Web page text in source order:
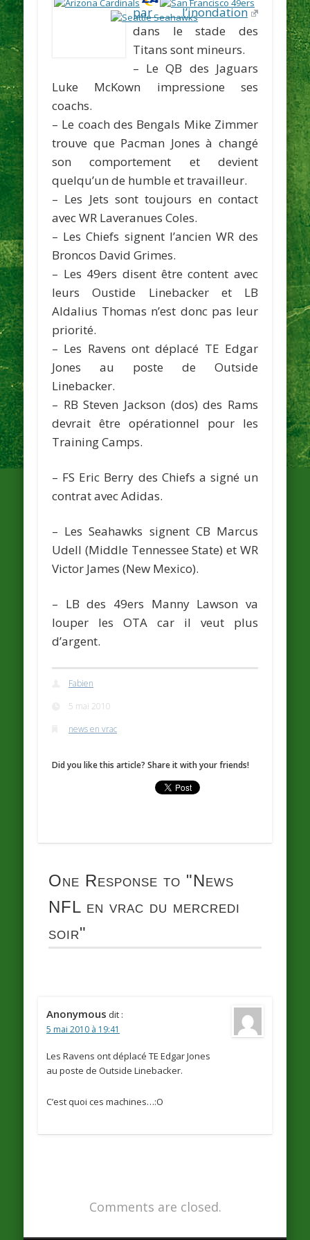
par l’inondation
dans le stade des
Titans sont mineurs.
– Le QB des Jaguars
Luke McKown impressione ses
coachs.
– Le coach des Bengals Mike Zimmer
trouve que Pacman Jones à changé
son comportement et devient
quelqu’un de humble et travailleur.
– Les Jets sont toujours en contact
avec WR Laveranues Coles.
– LesChiefs signent l’ancien WR des
Broncos David Grimes.
– Les 49ers disent être content avec
leurs Oustide Linebacker et LB
Aldalius Thomas n’est donc pas leur
priorité.
– Les Ravensont déplacé TE Edgar
Jones au poste de Outside
Linebacker.
– RB Steven Jackson (dos) des Rams
devrait être opérationnel pour les
Training Camps.
– FS Eric Berry des Chiefs a signé un
contrat avec Adidas.
– LesSeahawks signent CB Marcus
Udell (Middle Tennessee State) et WR
Victor James (New Mexico).
– LB des 49ers Manny Lawson va
louper les OTA car il veut plus
d’argent.
Fabien
5 mai 2010
news en vrac
Did you like this article? Share it with your friends!
One Response to "News
NFL en vrac du mercredi
soir"
Anonymous dit :
5 mai 2010 à 19:41
Les Ravens ont déplacé TE Edgar Jones
au poste de Outside Linebacker.
C’est quoi ces machines…:O
Comments are closed.